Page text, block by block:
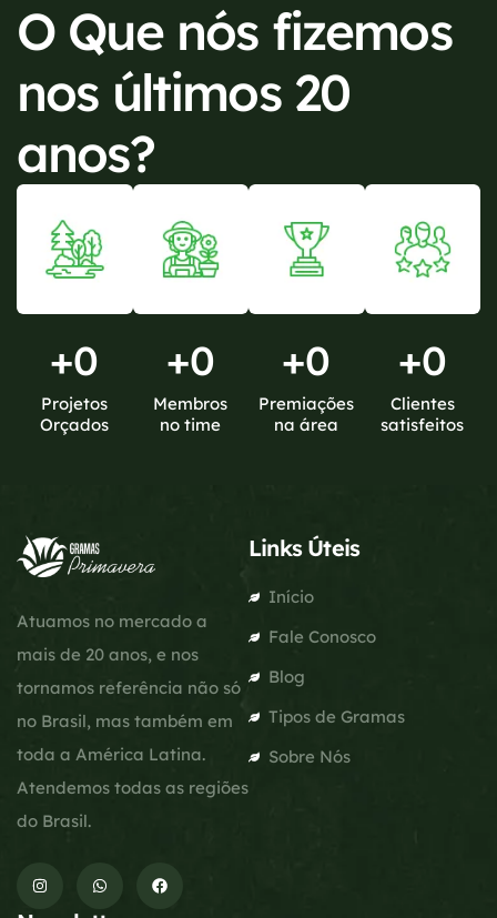
O Que nós fizemos
nos últimos 20
anos?
+0
Projetos
Orçados
+0
Membros
no time
+0
Premiações
na área
+0
Clientes
satisfeitos
Atuamos no mercado a
mais de 20 anos, e nos
tornamos referência não só
no Brasil, mas também em
toda a América Latina.
Atendemos todas as regiões
do Brasil.
Links Úteis
Início
Fale Conosco
Blog
Tipos de Gramas
Sobre Nós